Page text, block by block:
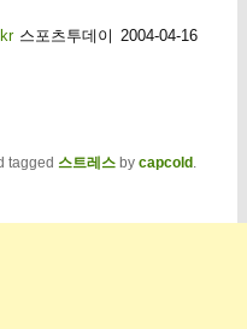
스포츠투데이 2004-04-16
tagged 스트레스by capcold .